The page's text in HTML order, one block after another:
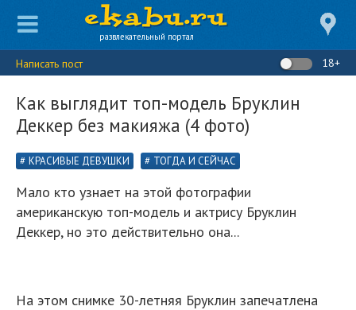
развлекательный портал
Написать пост 18+
Как выглядит топ-модель Бруклин
Деккер без макияжа (4 фото)
КРАСИВЫЕ ДЕВУШКИ ТОГДА И СЕЙЧАС
Мало кто узнает на этой фотографии
американскую топ-модель и актрису Бруклин
Деккер, но это действительно она...
На этом снимке 30-летняя Бруклин запечатлена